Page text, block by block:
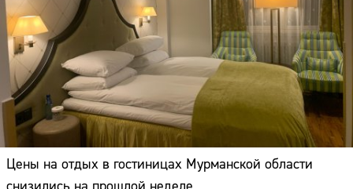
Цены на отдых в гостиницах Мурманской области